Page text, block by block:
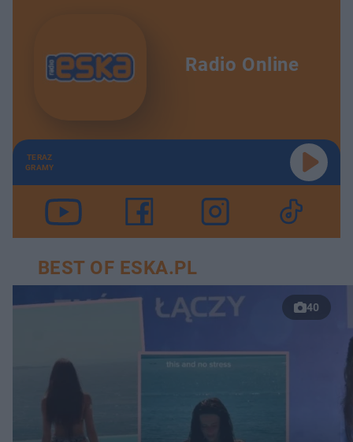
Radio Online
TERAZ
GRAMY
BEST OF ESKA.PL
40